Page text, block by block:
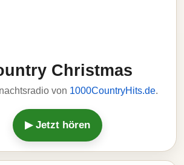
Christmas
von 1000CountryHits.de.
▶ Jetzt hören